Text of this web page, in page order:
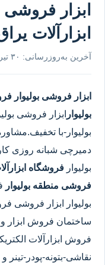
ابزار فروشی
ابزارآلات
آخرین به‌روزرسانی: ۳۰ تیر ۱۴۰۵
ابزار فروشی بولیوار
بولیوار ابزار فروشی
بولیوار -با
دمیرچی شبانه روزی
بولیوار فروشگاه
فروشی منطقه بولیوار
بولیوار ابزار فروشی
ساختمان فروش ابزار و
فروش ابزارآلات
نقاشی-بتونه-پودر-